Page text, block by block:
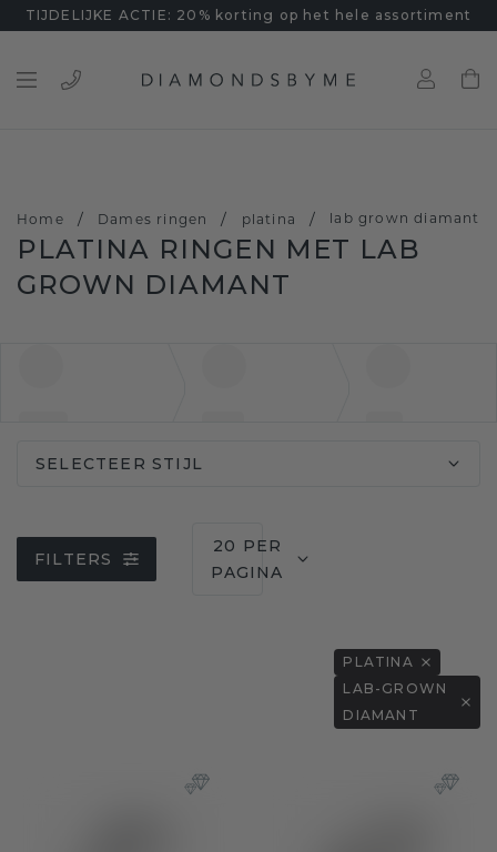
TIJDELIJKE ACTIE: 20% korting op het hele assortiment
Home / Dames ringen / platina / lab grown diamant
PLATINA RINGEN MET LAB
GROWN DIAMANT
SELECTEER STIJL
FILTERS
20 PER
PAGINA
PLATINA
LAB-GROWN
DIAMANT